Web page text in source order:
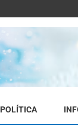
POLÍTICA